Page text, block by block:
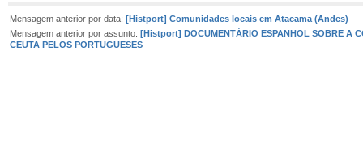
Mensagem anterior por data: [Histport] Comunidades locais em Atacama (Andes)
Mensagem anterior por assunto: [Histport] DOCUMENTÁRIO ESPANHOL SOBRE A
CEUTA PELOS PORTUGUESES